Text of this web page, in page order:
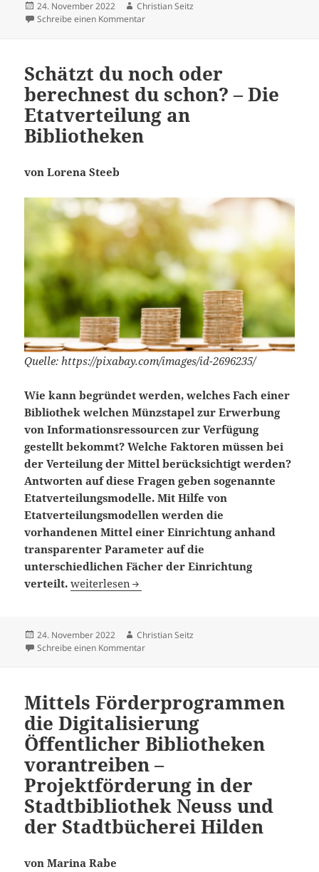
Veröffentlicht
am
24. November 2022 Autor
Christian Seitz
Schreibe einen Kommentarzu Gummersbacher Jedöns – Leihen statt
Schätzt du noch oder
berechnest du schon? – Die
Etatverteilung an
Bibliotheken
von Lorena Steeb
Quelle: https://pixabay.com/images/id-2696235/
Wie kann begründet werden, welches Fach einer
Bibliothek welchen Münzstapel zur Erwerbung
von Informationsressourcen zur Verfügung
gestellt bekommt? Welche Faktoren müssen bei
der Verteilung der Mittel berücksichtigt werden?
Antworten auf diese Fragen geben sogenannte
Etatverteilungsmodelle. Mit Hilfe von
Etatverteilungsmodellen werden die
vorhandenen Mittel einer Einrichtung anhand
transparenter Parameter auf die
unterschiedlichen Fächer der Einrichtung
verteilt. Schätzt du noch oder berechnest du schon? –
weiterlesen
Veröffentlicht
am
24. November 2022 Autor
Christian Seitz
Schreibe einen Kommentarzu Schätzt du noch oder berechnest du
Mittels Förderprogrammen
die Digitalisierung
Öffentlicher Bibliotheken
vorantreiben –
Projektförderung in der
Stadtbibliothek Neuss und
der Stadtbücherei Hilden
von Marina Rabe